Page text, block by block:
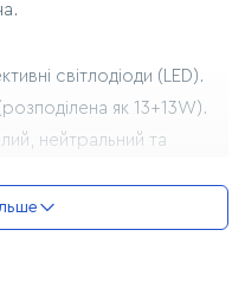
світлодіоди (LED).
як 13+13W).
нейтральний та
послідовним